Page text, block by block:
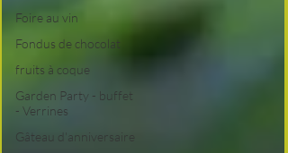
Foire au vin
Fondus de chocolat
fruits à coque
Garden Party - buffet
- Verrines
Gâteau d'anniversaire